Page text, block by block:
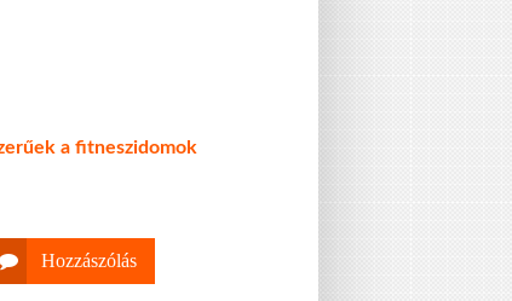
a fitneszidomok
Hozzászólás